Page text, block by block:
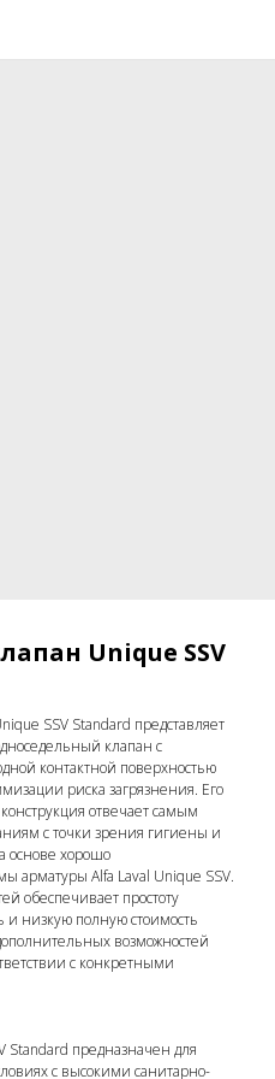
Unique SSV
SSV Standard представляет
клапан с
контактной поверхностью
риска загрязнения. Его
отвечает самым
с точки зрения гигиены и
основе хорошо
арматуры Alfa Laval Unique SSV.
обеспечивает простоту
и низкую полную стоимость
возможностей
с конкретными
предназначен для
с высокими санитарно-